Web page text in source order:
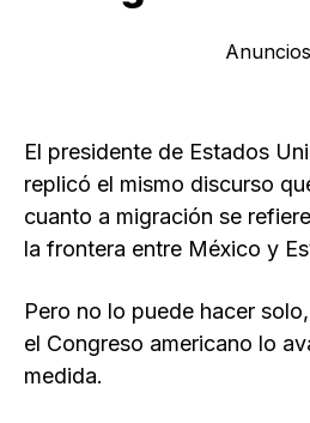
Anuncios
El presidente de Estados
replicó el mismo discurso
cuanto a migración se
la frontera entre México y
Pero no lo puede hacer
el Congreso americano lo
medida.